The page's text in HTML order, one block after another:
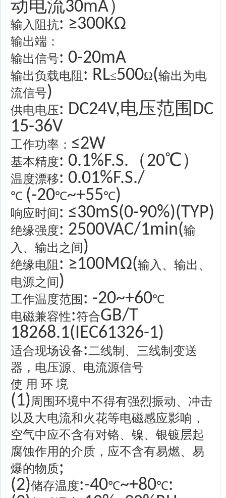
动电流30mA）
输入阻抗: ≥300KΩ
输出端：
输出信号: 0-20mA
输出负载电阻 : RL≤500Ω(输出为电
流信号)
供电电压: DC24V,电压范围DC
15-36V
工作功率： ≤2W
基本精度: 0.1%F.S.（20℃）
温度漂移: 0.01%F.S./
℃ (-20℃~+55℃)
响应时间: ≤30mS(0-90%)(TYP)
绝缘强度: 2500VAC/1min(输
入、输出之间)
绝缘电阻 : ≥100MΩ(输入、输出、
电源之间)
工作温度范围 : -20~+60℃
电磁兼容性:符合GB/T
18268.1(IEC61326-1)
适合现场设备:二线制、三线制变送
器，电压源、电流源信号
使 用 环 境
(1)周围环境中不得有强烈振动、冲击
以及大电流和火花等电磁感应影响，
空气中应不含有对铬、镍、银镀层起
腐蚀作用的介质，应不含有易燃、易
爆的物质;
(2)储存温度:-40℃~+80℃: